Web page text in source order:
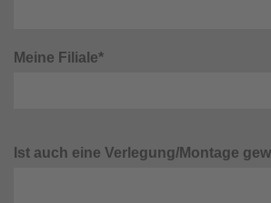
Meine Filiale*
Ist auch eine Verlegung/Montage